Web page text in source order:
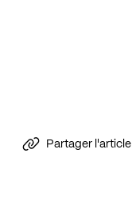
Partager l'article